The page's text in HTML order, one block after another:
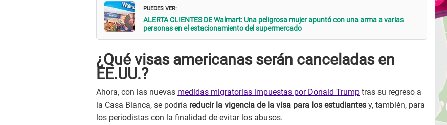
PUEDES VER:
ALERTA CLIENTES DE Walmart: Una peligrosa mujer apuntó con una arma a varias
personas en el estacionamiento del supermercado
¿Qué visas americanas serán canceladas en
EE.UU.?
Ahora, con las nuevas medidas migratorias impuestas por Donald Trump tras su regreso a
la Casa Blanca, se podría reducir la vigencia de la visa para los estudiantes y, también, para
los periodistas con la finalidad de evitar los abusos.